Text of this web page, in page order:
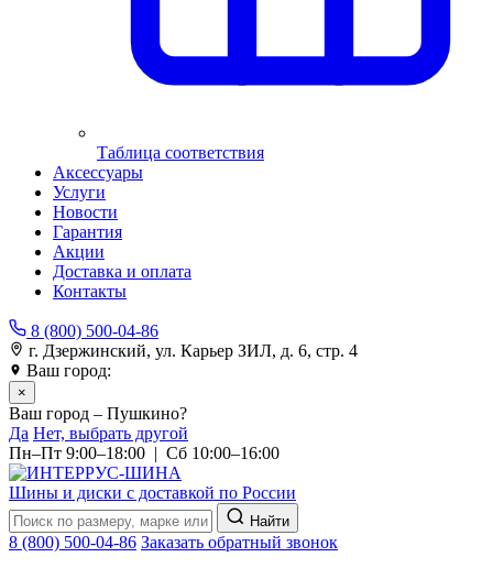
Таблица соответствия
Аксессуары
Услуги
Новости
Гарантия
Акции
Доставка и оплата
Контакты
8 (800) 500-04-86
г. Дзержинский, ул. Карьер ЗИЛ, д. 6, стр. 4
Ваш город:
×
Ваш город – Пушкино?
Да Нет, выбрать другой
Пн–Пт 9:00–18:00 | Сб 10:00–16:00
Шины и диски с доставкой по России
Найти
8 (800) 500-04-86 Заказать обратный звонок